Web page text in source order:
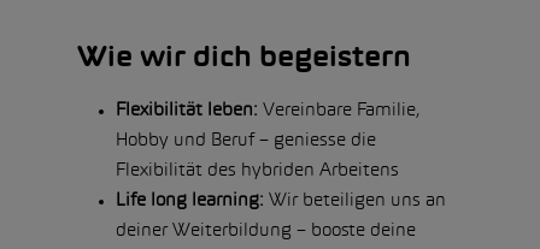
Wie wir dich begeistern
Flexibilität leben: Vereinbare Familie,
Hobby und Beruf – geniesse die
Flexibilität des hybriden Arbeitens
Life long learning: Wir beteiligen uns an
deiner Weiterbildung – booste deine